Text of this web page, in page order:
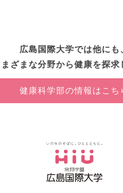
広島国際大学では他にも
ざまな分野から健康を探求
健康科学部の情報はこち